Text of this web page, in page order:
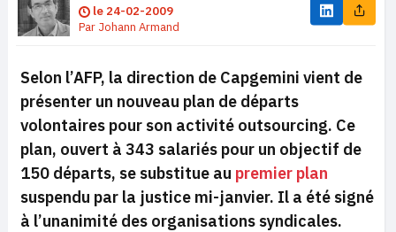
le 24-02-2009
Par Johann Armand
Selon l’AFP, la direction de Capgemini vient de
présenter un nouveau plan de départs
volontaires pour son activité outsourcing. Ce
plan, ouvert à 343 salariés pour un objectif de
150 départs, se substitue au premier plan
suspendu par la justice mi-janvier. Il a été signé
à l’unanimité des organisations syndicales.